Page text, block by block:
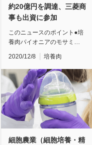
約20億円を調達、三菱商
事も出資に参加
このニュースのポイント●培
養肉パイオニアのモサミ…
2020/12/8 培養肉
細胞農業（細胞培養・精